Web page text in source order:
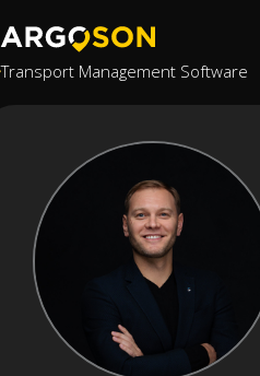
Transport Management Software